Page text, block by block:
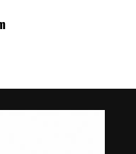
de conducción, la
y materiales de
mantener una mejor